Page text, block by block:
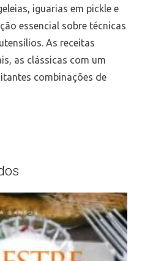
iguarias em pickle e
essencial sobre técnicas
As receitas
as clássicas com um
combinações de